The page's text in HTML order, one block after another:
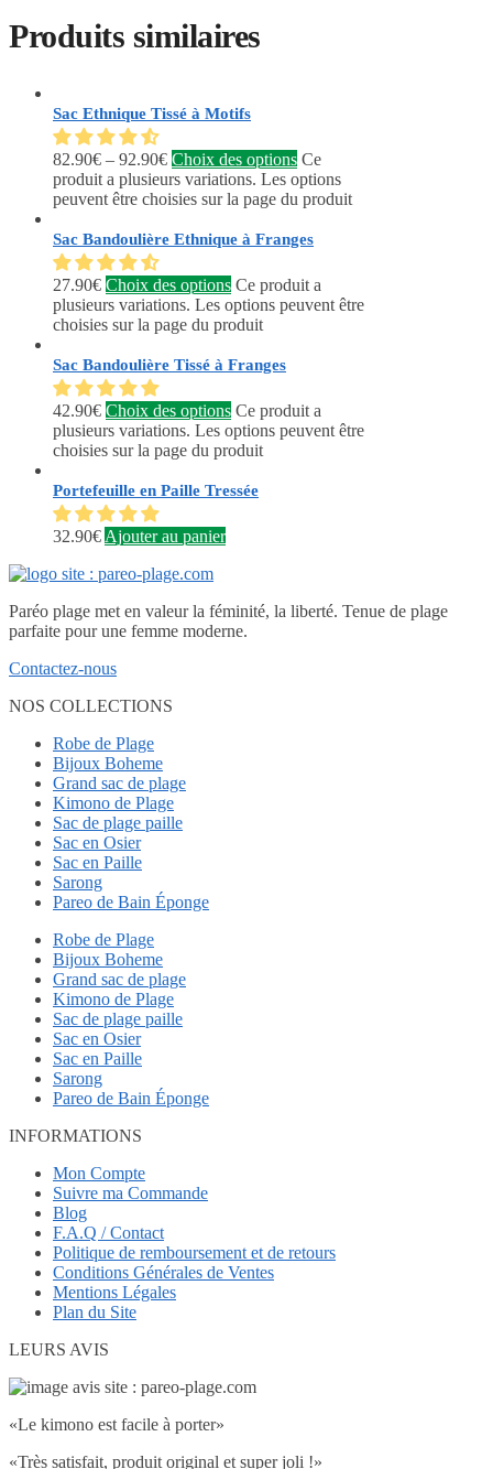
Produits similaires
Sac Ethnique Tissé à Motifs
82.90€ – 92.90€ Choix des options Ce
produit a plusieurs variations. Les options
peuvent être choisies sur la page du produit
Sac Bandoulière Ethnique à Franges
27.90€ Choix des options Ce produit a
plusieurs variations. Les options peuvent être
choisies sur la page du produit
Sac Bandoulière Tissé à Franges
42.90€ Choix des options Ce produit a
plusieurs variations. Les options peuvent être
choisies sur la page du produit
Portefeuille en Paille Tressée
32.90€ Ajouter au panier
Paréo plage met en valeur la féminité, la liberté. Tenue de plage
parfaite pour une femme moderne.
Contactez-nous
NOS COLLECTIONS
Robe de Plage
Bijoux Boheme
Grand sac de plage
Kimono de Plage
Sac de plage paille
Sac en Osier
Sac en Paille
Sarong
Pareo de Bain Éponge
Robe de Plage
Bijoux Boheme
Grand sac de plage
Kimono de Plage
Sac de plage paille
Sac en Osier
Sac en Paille
Sarong
Pareo de Bain Éponge
INFORMATIONS
Mon Compte
Suivre ma Commande
Blog
F.A.Q / Contact
Politique de remboursement et de retours
Conditions Générales de Ventes
Mentions Légales
Plan du Site
LEURS AVIS
«Le kimono est facile à porter»
«Très satisfait, produit original et super joli !»